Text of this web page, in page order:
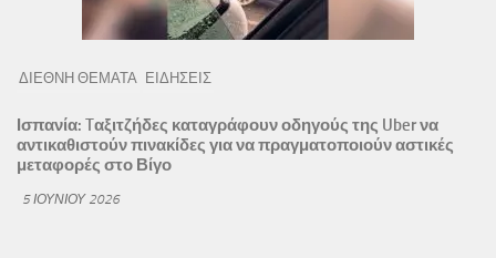
ΔΙΕΘΝΗ ΘΕΜΑΤΑ ΕΙΔΗΣΕΙΣ
Ισπανία: Tαξιτζήδες καταγράφουν οδηγούς της Uber να
αντικαθιστούν πινακίδες για να πραγματοποιούν αστικές
μεταφορές στο Βίγο
5 ΙΟΥΝΊΟΥ 2026